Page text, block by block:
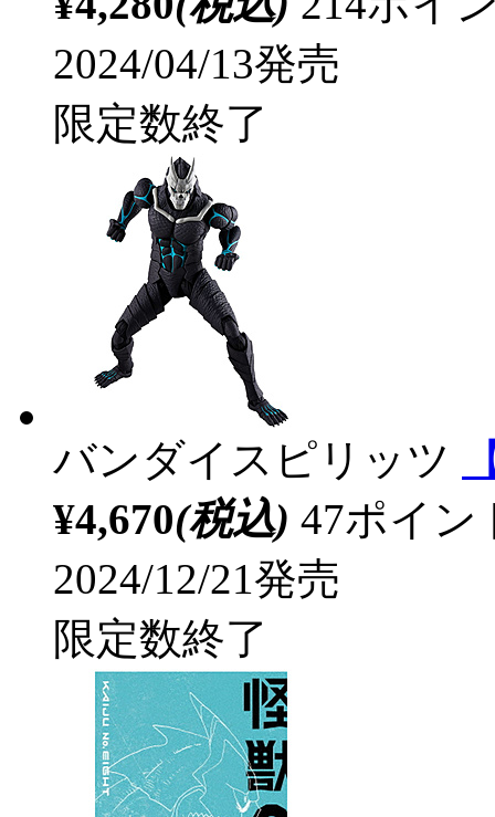
2024/04/13発売
限定数終了
バンダイスピリッツ
¥4,670(税込) 47ポイ
2024/12/21発売
限定数終了